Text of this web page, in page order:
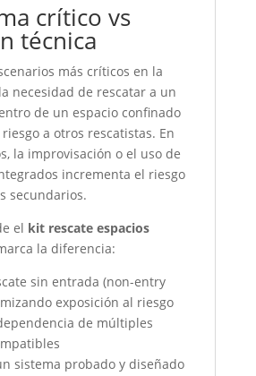
crítico vs
técnica
más críticos en la
necesidad de rescatar a un
de un espacio confinado
a otros rescatistas. En
la improvisación o el uso de
incrementa el riesgo
secundarios.
el kit rescate espacios
la diferencia:
sin entrada (non-entry
exposición al riesgo
de múltiples
sistema probado y diseñado